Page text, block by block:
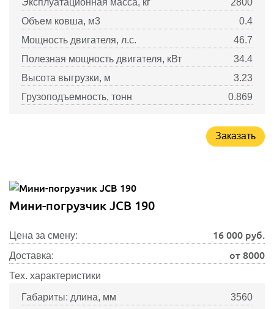
Объем ковша, м3
0.4
Мощность двигателя, л.с.
46.7
Полезная мощность двигателя, кВт
34.4
Высота выгрузки, м
3.23
Грузоподъемность, тонн
0.869
Заказать
Мини-погрузчик JCB 190
Цена за смену: 16 000 руб.
Доставка: от 8000
Тех. характеристики
Габариты: длина, мм
3560